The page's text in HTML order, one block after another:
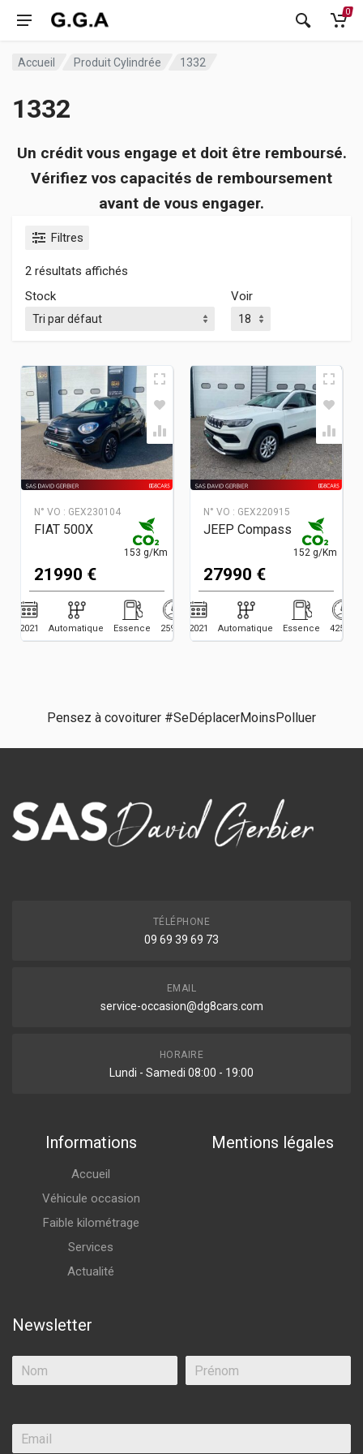
0
Accueil Produit Cylindrée 1332
1332
Un crédit vous engage et doit être remboursé.
Vérifiez vos capacités de remboursement
avant de vous engager.
Filtres
2 résultats affichés
Stock
Voir
N° VO : GEX230104
FIAT 500X
153 g/Km
21990 €
2021 Automatique Essence 25929
N° VO : GEX220915
JEEP Compass
152 g/Km
27990 €
2021 Automatique Essence 42543
Pensez à covoiturer #SeDéplacerMoinsPolluer
TÉLÉPHONE
09 69 39 69 73
EMAIL
service-occasion@dg8cars.com
HORAIRE
Lundi - Samedi 08:00 - 19:00
Informations
Accueil
Véhicule occasion
Faible kilométrage
Services
Actualité
Mentions légales
Newsletter